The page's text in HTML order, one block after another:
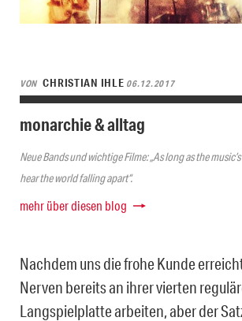
VON CHRISTIAN IHLE 06.12.2017
monarchie & alltag
Neue Bands und wichtige Filme: „As long as the
hear the world falling apart“.
mehr über diesen blog
Nachdem uns die frohe Kunde
Nerven bereits an ihrer vierten
Langspielplatte arbeiten, aber der